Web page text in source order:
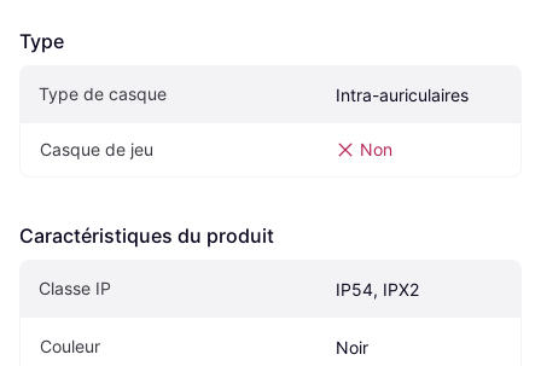
Type
Type de casque Intra-auriculaires
Casque de jeu Non
Caractéristiques du produit
Classe IP IP54, IPX2
Couleur Noir